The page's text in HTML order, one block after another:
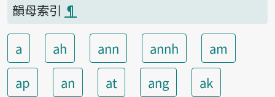
韻母索引 ¶
a ah ann annh
am
ap
an at ang ak